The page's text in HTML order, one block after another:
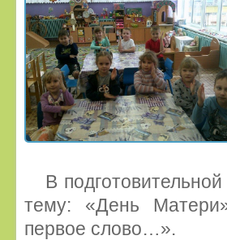
В
тему: «День
первое слово…».